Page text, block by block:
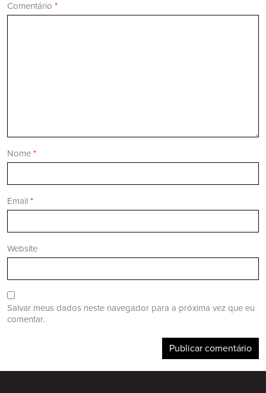
Comentário *
Nome *
Email *
Website
Salvar meus dados neste navegador para a próxima vez que eu
comentar.